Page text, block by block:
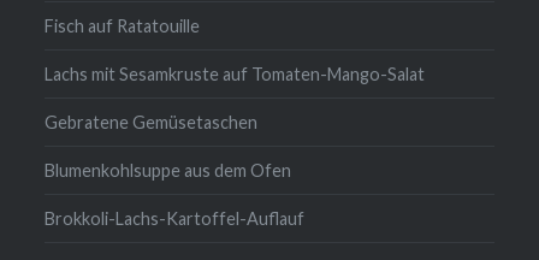
Fisch auf Ratatouille
Lachs mit Sesamkruste auf Tomaten-Mango-Salat
Gebratene Gemüsetaschen
Blumenkohlsuppe aus dem Ofen
Brokkoli-Lachs-Kartoffel-Auflauf